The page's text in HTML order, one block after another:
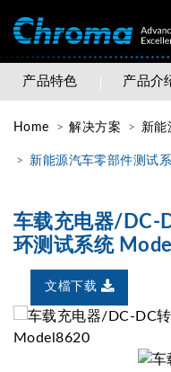
产品特色 产品介
Home 解决方案 新能
新能源汽车零部件测试
车载充电器/DC-
环测试系统
文檔下载